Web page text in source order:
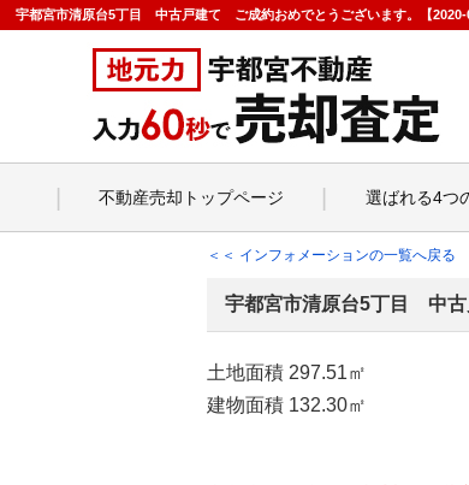
宇都宮市清原台5丁目 中古戸建て ご成約おめでとうございます。【
不動産売却トップページ 選ばれる4つ
＜＜ インフォメーションの一覧へ戻る
宇都宮市清原台5丁目 中古
土地面積 297.51㎡
建物面積 132.30㎡